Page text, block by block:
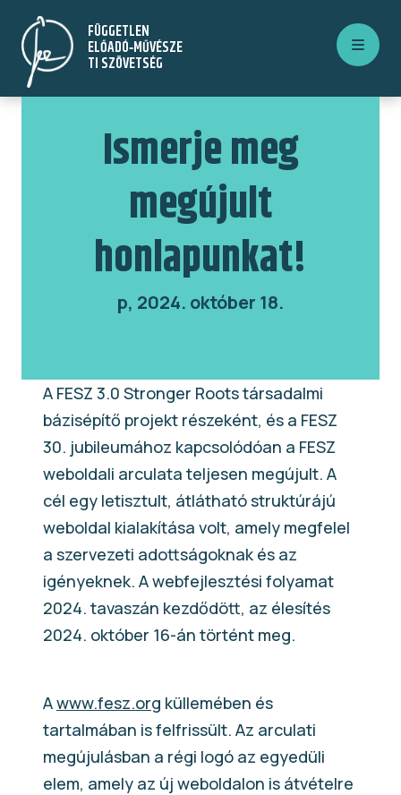
Ugrás
tartalomra
FÜGGETLEN
ELŐADÓ‑MŰVÉSZE
TI SZÖVETSÉG
Ismerje meg
megújult
honlapunkat!
p, 2024. október 18.
A FESZ 3.0 Stronger Roots társadalmi
bázisépítő projekt részeként, és a FESZ
30. jubileumához kapcsolódóan a FESZ
weboldali arculata teljesen megújult. A
cél egy letisztult, átlátható struktúrájú
weboldal kialakítása volt, amely megfelel
a szervezeti adottságoknak és az
igényeknek. A webfejlesztési folyamat
2024. tavaszán kezdődött, az élesítés
2024. október 16-án történt meg.
Awww.fesz.org küllemében és
tartalmában is felfrissült. Az arculati
megújulásban a régi logó az egyedüli
elem, amely az új weboldalon is átvételre